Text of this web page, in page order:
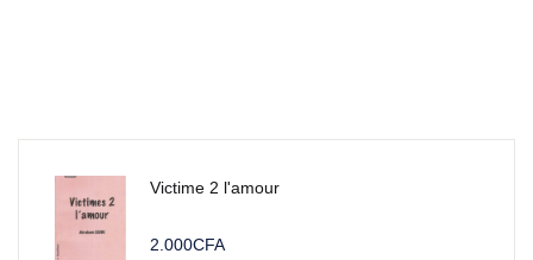
Victime 2 l'amour
2.000CFA